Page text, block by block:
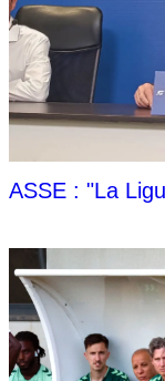
ASSE : "La